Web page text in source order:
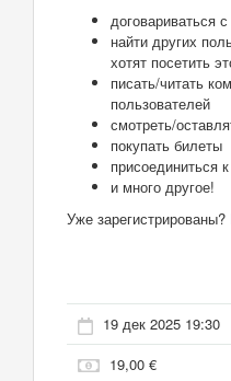
договариваться
найти других
хотят посетить
писать/читать
пользователей
смотреть/
покупать билеты
присоединиться
и много другое!
Уже зарегистрированы?
19 дек 2025 19:30
19,00 €